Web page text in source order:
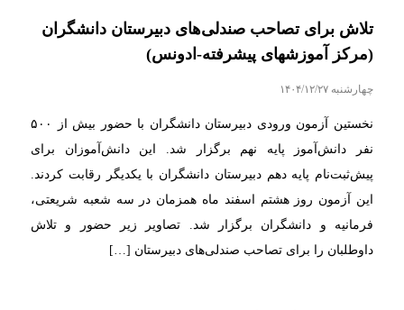
تلاش برای تصاحب صندلی‌های دبیرستان دانشگران
(مرکز آموزشهای پیشرفته-ادونس)
چهارشنبه ۱۴۰۴/۱۲/۲۷
نخستین آزمون ورودی دبیرستان دانشگران با حضور بیش از ۵۰۰
نفر دانش‌آموز پایه نهم برگزار شد. این دانش‌آموزان برای
پیش‌ثبت‌نام پایه دهم دبیرستان دانشگران با یکدیگر رقابت کردند.
این آزمون روز هشتم اسفند ماه همزمان در سه شعبه شریعتی،
فرمانیه و دانشگران برگزار شد. تصاویر زیر حضور و تلاش
داوطلبان را برای تصاحب صندلی‌های دبیرستان […]